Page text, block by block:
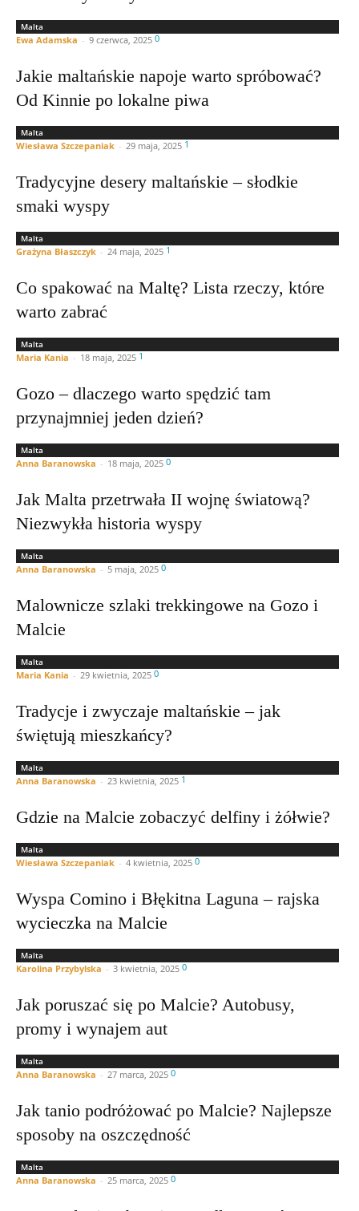
Malta
Ewa Adamska - 9 czerwca, 2025 0
Jakie maltańskie napoje warto spróbować?
Od Kinnie po lokalne piwa
Malta
Wiesława Szczepaniak - 29 maja, 2025 1
Tradycyjne desery maltańskie – słodkie
smaki wyspy
Malta
Grażyna Błaszczyk - 24 maja, 2025 1
Co spakować na Maltę? Lista rzeczy, które
warto zabrać
Malta
Maria Kania - 18 maja, 2025 1
Gozo – dlaczego warto spędzić tam
przynajmniej jeden dzień?
Malta
Anna Baranowska - 18 maja, 2025 0
Jak Malta przetrwała II wojnę światową?
Niezwykła historia wyspy
Malta
Anna Baranowska - 5 maja, 2025 0
Malownicze szlaki trekkingowe na Gozo i
Malcie
Malta
Maria Kania - 29 kwietnia, 2025 0
Tradycje i zwyczaje maltańskie – jak
świętują mieszkańcy?
Malta
Anna Baranowska - 23 kwietnia, 2025 1
Gdzie na Malcie zobaczyć delfiny i żółwie?
Malta
Wiesława Szczepaniak - 4 kwietnia, 2025 0
Wyspa Comino i Błękitna Laguna – rajska
wycieczka na Malcie
Malta
Karolina Przybylska - 3 kwietnia, 2025 0
Jak poruszać się po Malcie? Autobusy,
promy i wynajem aut
Malta
Anna Baranowska - 27 marca, 2025 0
Jak tanio podróżować po Malcie? Najlepsze
sposoby na oszczędność
Malta
Anna Baranowska - 25 marca, 2025 0